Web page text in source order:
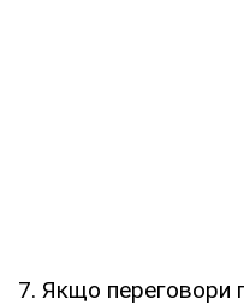
7. Якщо переговори